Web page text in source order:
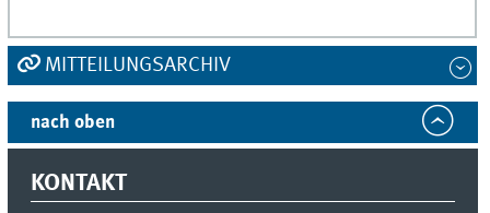
MITTEILUNGSARCHIV
nach oben
KONTAKT